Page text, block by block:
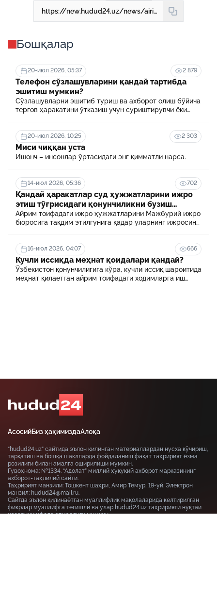
https://new.hudud24.uz/news/airim-toifadagi-talabalarning-iotokkhona-kharazhatlari-koplab-beriladi
Бошқалар
20-июл 2026, 05:37 2 879
Телефон сўзлашувларини қандай тартибда
эшитиш мумкин?
Сўзлашувларни эшитиб туриш ва ахборот олиш бўйича
тергов ҳаракатини ўтказиш учун суриштирувчи ёки
20-июл 2026, 10:25 2 303
Миси чиққан уста
Ишонч – инсонлар ўртасидаги энг қимматли нарса.
14-июл 2026, 05:36 702
Қандай ҳаракатлар суд ҳужжатларини ижро
этиш тўғрисидаги қонунчиликни бузиш
ҳисобланади? 5 муҳим факт
Айрим тоифадаги ижро ҳужжатларини Мажбурий ижро
бюросига тақдим этилгунига қадар уларнинг ижросини
16-июл 2026, 04:07 666
Кучли иссиқда меҳнат қоидалари қандай?
Ўзбекистон қонунчилигига кўра, кучли иссиқ шароитида
меҳнат қилаётган айрим тоифадаги ходимларга иш
АсосийБиз ҳақимиздаАлоқа
“hudud24.uz” сайтида эълон қилинган материаллардан нусха кўчириш,
тарқатиш ва бошқа шаклларда фойдаланиш фақат таҳририят ёзма
розилиги билан амалга оширилиши мумкин.
Гувоҳнома: №1334. “Адолат” миллий ҳуқуқий ахборот марказининг
ахборот-таҳлилий сайти.
Таҳририят манзили: Тошкент шаҳри, Амир Темур, 19-уй. Электрон
манзил: hudud24@mail.ru.
Сайтда эълон қилинаётган муаллифлик мақолаларида келтирилган
фикрлар муаллифга тегишли ва улар hudud24.uz таҳририяти нуқтаи
назарини ифода этмаслиги мумкин.